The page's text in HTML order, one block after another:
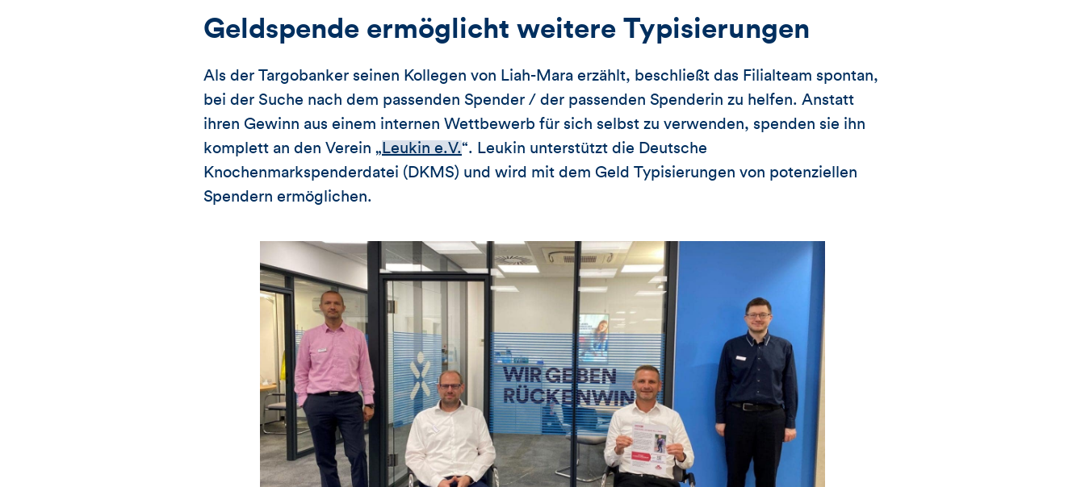
Geldspende ermöglicht weitere Typisierungen
Als der Targobanker seinen Kollegen von Liah-Mara erzählt, beschließt das Filialteam spontan,
bei der Suche nach dem passenden Spender / der passenden Spenderin zu helfen. Anstatt
ihren Gewinn aus einem internen Wettbewerb für sich selbst zu verwenden, spenden sie ihn
komplett an den Verein „ Leukin e.V.“. Leukin unterstützt die Deutsche
Knochenmarkspenderdatei (DKMS) und wird mit dem Geld Typisierungen von potenziellen
Spendern ermöglichen.